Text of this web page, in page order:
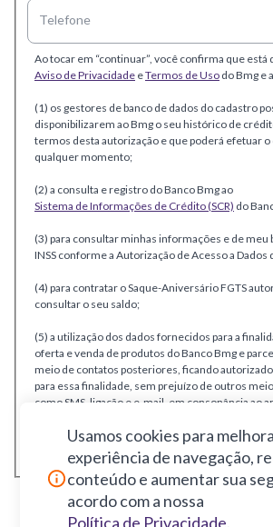
Telefone
Ao tocar em “continuar”, você confirma que está
Aviso de Privacidade eTermos de Uso do Bmg e
(1) os gestores de banco de dados do cadastro
disponibilizarem ao Bmg o seu histórico de
termos desta autorização e que poderá efetuar o
qualquer momento;
(2) a consulta e registro do Banco Bmg ao
Sistema de Informações de Crédito (SCR) do
(3) para consultar minhas informações e de meu
INSS conforme a Autorização de Acesso a Dados
(4) para contratar o Saque-Aniversário FGTS
consultar o seu saldo;
(5) a utilização dos dados fornecidos para a
oferta e venda de produtos do Banco Bmg e
meio de contatos posteriores, ficando
para essa finalidade, sem prejuízo de outros
como SMS, ligação e e-mail, em consonância ao
qualquer tempo através da nossa central de
para celulares, 0800 770 1790 para telefones
Usamos cookies para
experiência de navegação,
conteúdo e aumentar sua
acordo com a nossa
Política de Privacidade